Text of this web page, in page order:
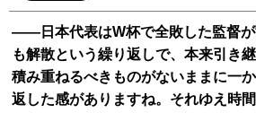
――日本代表はW杯で全敗した監督が
も解散という繰り返しで、本来引き
積み重ねるべきものがないままに一
返した感がありますね。それゆえ時